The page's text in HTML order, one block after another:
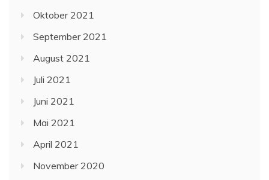
Oktober 2021
September 2021
August 2021
Juli 2021
Juni 2021
Mai 2021
April 2021
November 2020